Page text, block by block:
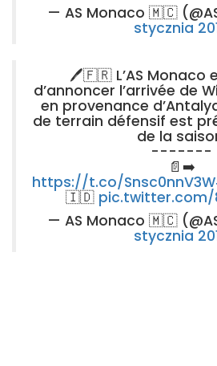
— AS Monaco 🇲🇨
stycznia
🖊🇫🇷 L’AS Monaco
d’annoncer l’arrivée de
en provenance
de terrain défensif est
de la
-------
📄➡️
https://t.co/Snsc0nnV3W
🇮🇩 pic.twitter.com/
— AS Monaco 🇲🇨
stycznia